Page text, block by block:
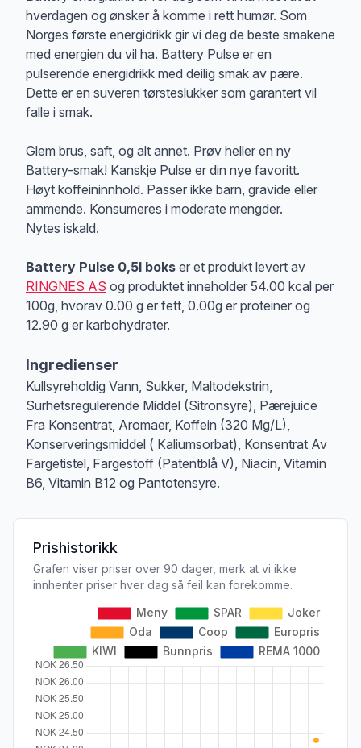
hverdagen og ønsker å komme i rett humør. Som
Norges første energidrikk gir vi deg de beste smakene
med energien du vil ha. Battery Pulse er en
pulserende energidrikk med deilig smak av pære.
Dette er en suveren tørsteslukker som garantert vil
falle i smak.
Glem brus, saft, og alt annet. Prøv heller en ny
Battery-smak! Kanskje Pulse er din nye favoritt.
Høyt koffeininnhold. Passer ikke barn, gravide eller
ammende. Konsumeres i moderate mengder.
Nytes iskald.
Battery Pulse 0,5l boks er et produkt levert av
RINGNES AS og produktet inneholder 54.00 kcal per
100g, hvorav 0.00 g er fett, 0.00g er proteiner og
12.90 g er karbohydrater.
Ingredienser
Kullsyreholdig Vann, Sukker, Maltodekstrin,
Surhetsregulerende Middel (Sitronsyre), Pærejuice
Fra Konsentrat, Aromaer, Koffein (320 Mg/L),
Konserveringsmiddel ( Kaliumsorbat), Konsentrat Av
Fargetistel, Fargestoff (Patentblå V), Niacin, Vitamin
B6, Vitamin B12 og Pantotensyre.
Prishistorikk
Grafen viser priser over 90 dager, merk at vi ikke
innhenter priser hver dag så feil kan forekomme.